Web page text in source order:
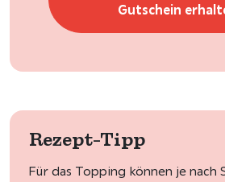
Gutschein
Rezept-Tipp
Für das Topping können je nach